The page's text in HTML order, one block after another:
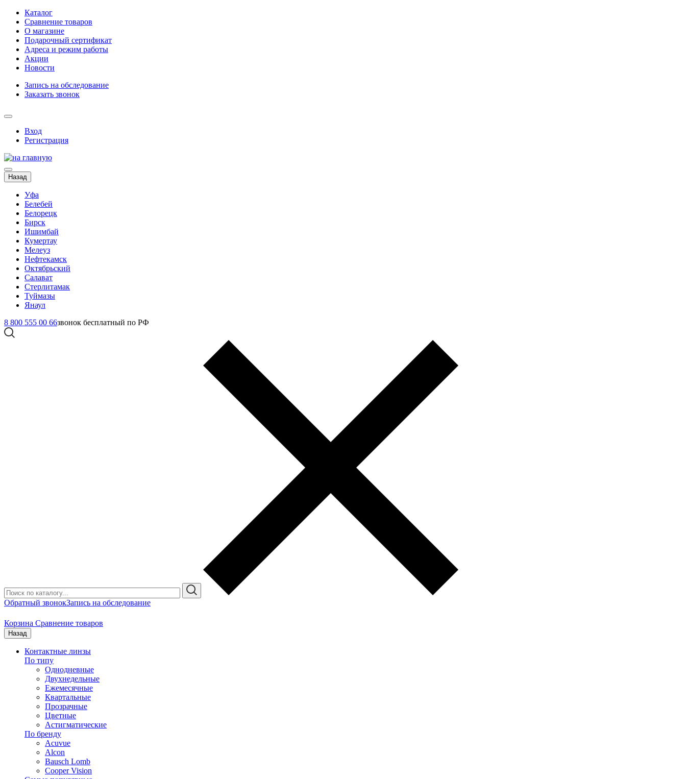
Каталог
Сравнение товаров
О магазине
Подарочный сертификат
Адреса и режим работы
Акции
Новости
Запись на обследование
Заказать звонок
Вход
Регистрация
Назад
Уфа
Белебей
Белорецк
Бирск
Ишимбай
Кумертау
Мелеуз
Нефтекамск
Октябрьский
Салават
Стерлитамак
Туймазы
Янаул
8 800 555 00 66звонок бесплатный по РФ
Обратный звонокЗапись на обследование
Корзина Сравнение товаров
Назад
Контактные линзы
По типу
Однодневные
Двухнедельные
Ежемесячные
Квартальные
Прозрачные
Цветные
Астигматические
По бренду
Acuvue
Alcon
Bausch Lomb
Cooper Vision